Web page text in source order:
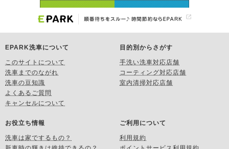
EPARK洗車について
このサイトについて
洗車までのながれ
洗車の豆知識
よくあるご質問
キャンセルについて
目的別からさがす
手洗い洗車対応店舗
コーティング対応店舗
室内清掃対応店舗
お役立ち情報
洗車は家でするもの？
ご利用について
利用規約